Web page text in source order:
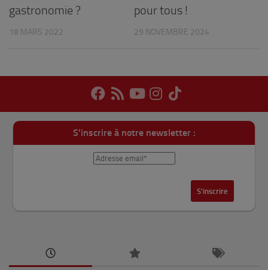
gastronomie ?
18 MARS 2022
pour tous !
29 NOVEMBRE 2024
S'inscrire à notre newsletter :